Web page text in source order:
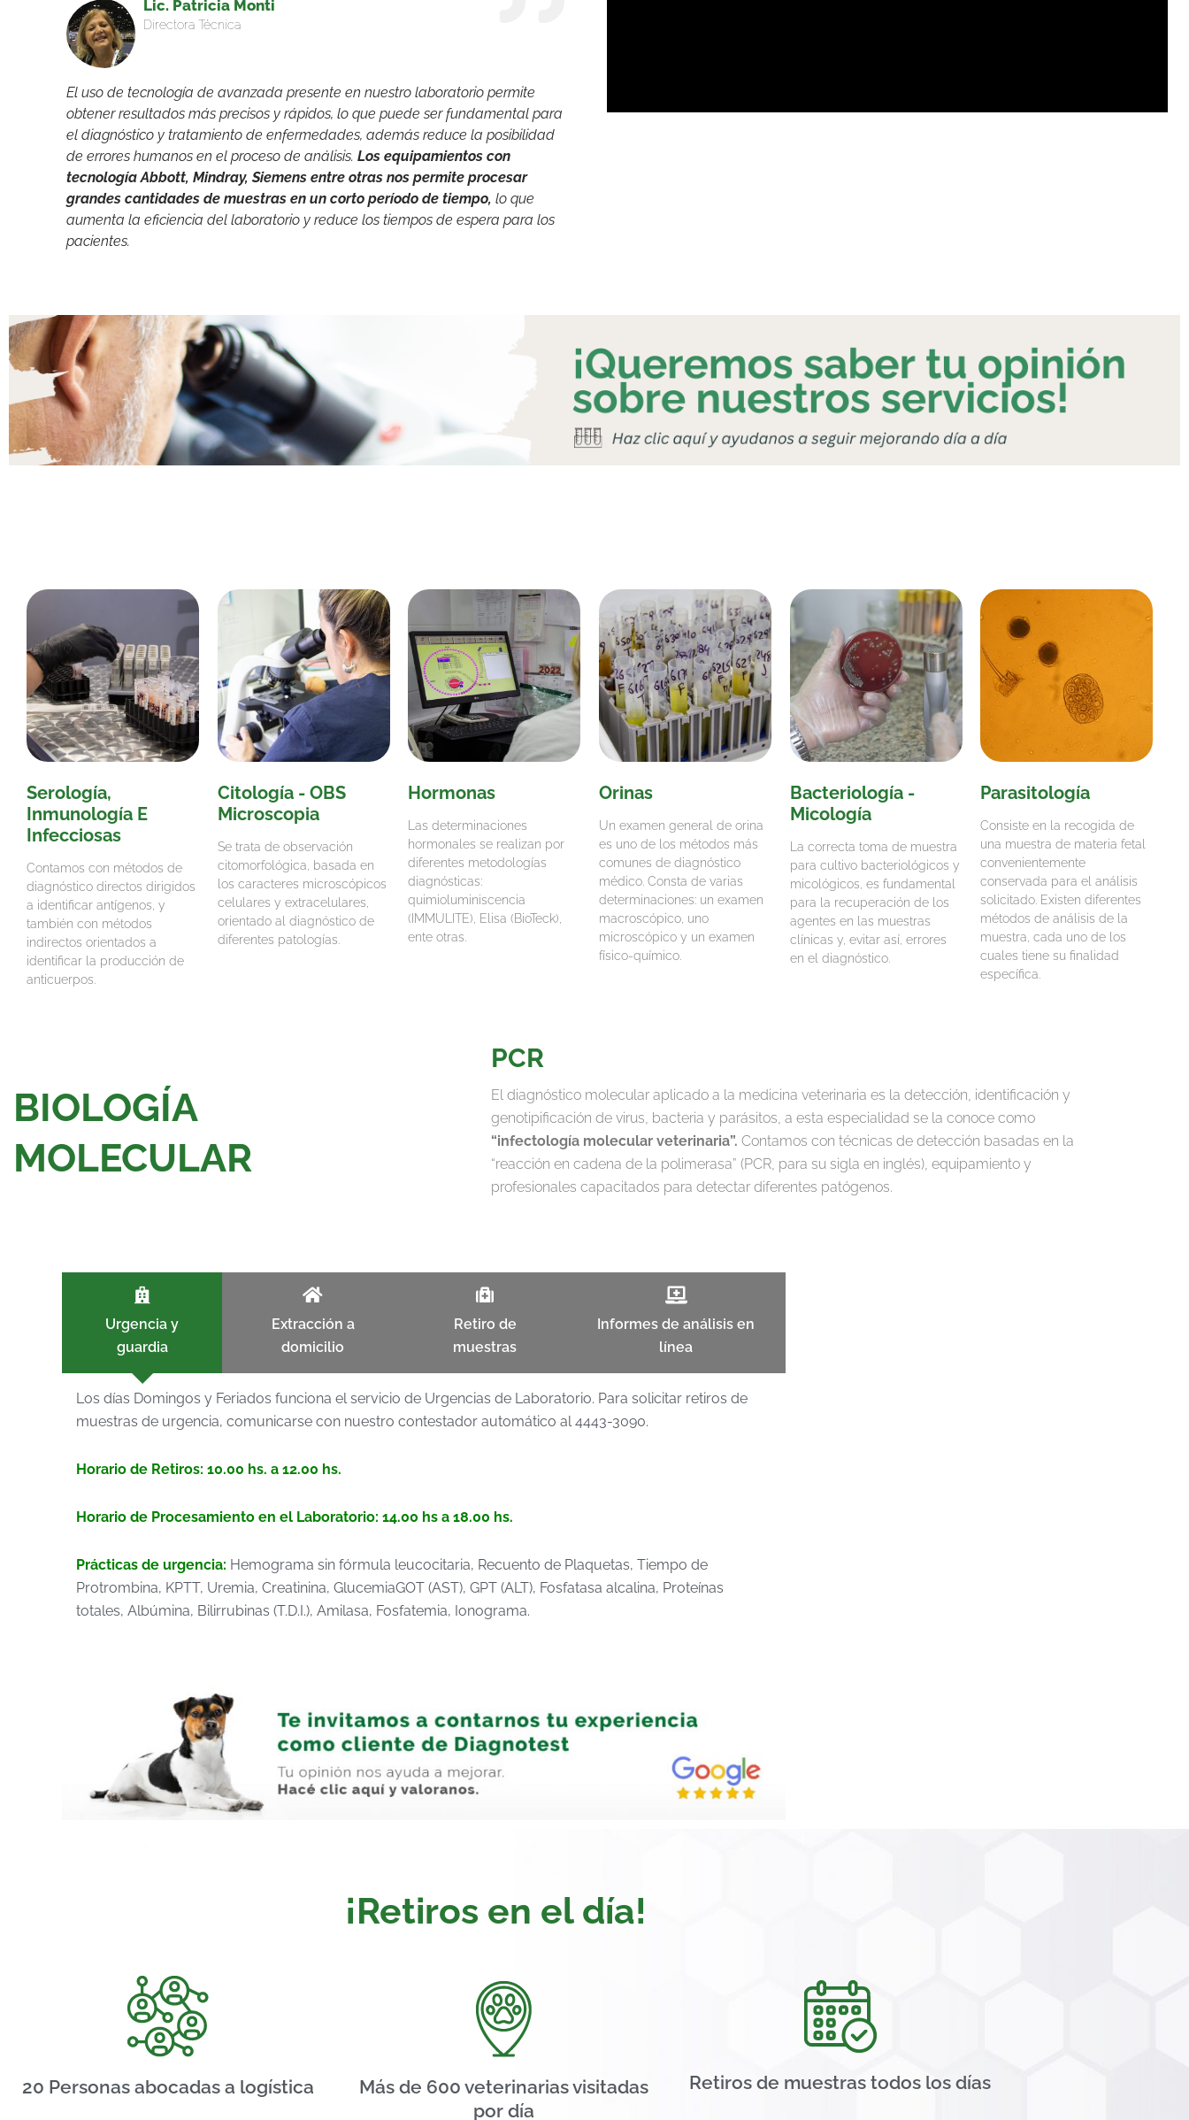
Lic. Patricia Monti
Directora Técnica
El uso de tecnología de avanzada presente en nuestro laboratorio permite
obtener resultados más precisos y rápidos, lo que puede ser fundamental para
el diagnóstico y tratamiento de enfermedades, además reduce la posibilidad
de errores humanos en el proceso de análisis. Los equipamientos con
tecnología Abbott, Mindray, Siemens entre otras nos permite procesar
grandes cantidades de muestras en un corto período de tiempo, lo que
aumenta la eficiencia del laboratorio y reduce los tiempos de espera para los
pacientes.
Serología,
Inmunología E
Infecciosas
Contamos con métodos de
diagnóstico directos dirigidos
a identificar antígenos, y
también con métodos
indirectos orientados a
identificar la producción de
anticuerpos.
Citología - OBS
Microscopia
Se trata de observación
citomorfológica, basada en
los caracteres microscópicos
celulares y extracelulares,
orientado al diagnóstico de
diferentes patologías.
Hormonas
Las determinaciones
hormonales se realizan por
diferentes metodologías
diagnósticas:
quimioluminiscencia
(IMMULITE), Elisa (BioTeck),
ente otras.
Orinas
Un examen general de orina
es uno de los métodos más
comunes de diagnóstico
médico. Consta de varias
determinaciones: un examen
macroscópico, uno
microscópico y un examen
físico-químico.
Bacteriología -
Micología
La correcta toma de muestra
para cultivo bacteriológicos y
micológicos, es fundamental
para la recuperación de los
agentes en las muestras
clínicas y, evitar así, errores
en el diagnóstico.
Parasitología
Consiste en la recogida de
una muestra de materia fetal
convenientemente
conservada para el análisis
solicitado. Existen diferentes
métodos de análisis de la
muestra, cada uno de los
cuales tiene su finalidad
específica.
BIOLOGÍA
MOLECULAR
PCR
El diagnóstico molecular aplicado a la medicina veterinaria es la detección, identificación y
genotipificación de virus, bacteria y parásitos, a esta especialidad se la conoce como
“infectología molecular veterinaria”. Contamos con técnicas de detección basadas en la
“reacción en cadena de la polimerasa” (PCR, para su sigla en inglés), equipamiento y
profesionales capacitados para detectar diferentes patógenos.
Urgencia y
guardia
Extracción a
domicilio
Retiro de
muestras
Informes de análisis en
línea
Los días Domingos y Feriados funciona el servicio de Urgencias de Laboratorio. Para solicitar retiros de
muestras de urgencia, comunicarse con nuestro contestador automático al 4443-3090.
Horario de Retiros: 10.00 hs. a 12.00 hs.
Horario de Procesamiento en el Laboratorio: 14.00 hs a 18.00 hs.
Prácticas de urgencia: Hemograma sin fórmula leucocitaria, Recuento de Plaquetas, Tiempo de
Protrombina, KPTT, Uremia, Creatinina, GlucemiaGOT (AST), GPT (ALT), Fosfatasa alcalina, Proteínas
totales, Albúmina, Bilirrubinas (T.D.I.), Amilasa, Fosfatemia, Ionograma.
20 Personas abocadas a logística
¡Retiros en el día!
Más de 600 veterinarias visitadas
por día
Retiros de muestras todos los días